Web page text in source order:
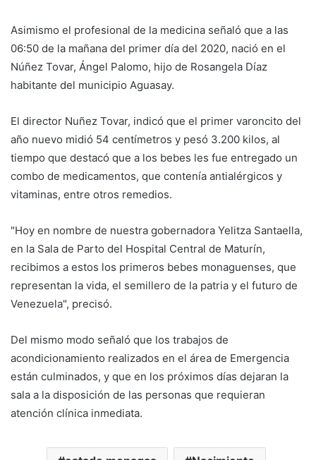
Asimismo el profesional de la medicina señaló que a las
06:50 de la mañana del primer día del 2020, nació en el
Núñez Tovar, Ángel Palomo, hijo de Rosangela Díaz
habitante del municipio Aguasay.
El director Nuñez Tovar, indicó que el primer varoncito del
año nuevo midió 54 centímetros y pesó 3.200 kilos, al
tiempo que destacó que a los bebes les fue entregado un
combo de medicamentos, que contenía antialérgicos y
vitaminas, entre otros remedios.
"Hoy en nombre de nuestra gobernadora Yelitza Santaella,
en la Sala de Parto del Hospital Central de Maturín,
recibimos a estos los primeros bebes monaguenses, que
representan la vida, el semillero de la patria y el futuro de
Venezuela", precisó.
Del mismo modo señaló que los trabajos de
acondicionamiento realizados en el área de Emergencia
están culminados, y que en los próximos días dejaran la
sala a la disposición de las personas que requieran
atención clínica inmediata.